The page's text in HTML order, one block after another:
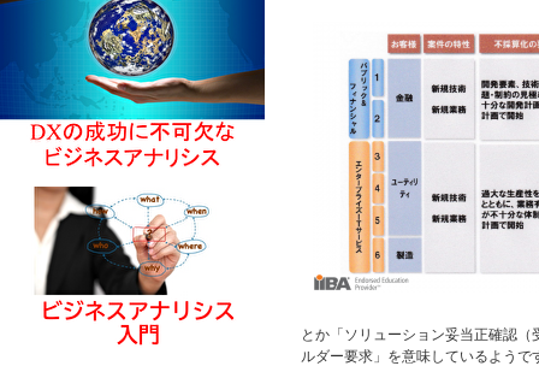
とか「ソリューション妥当正確認
ルダー要求」を意味しているよう